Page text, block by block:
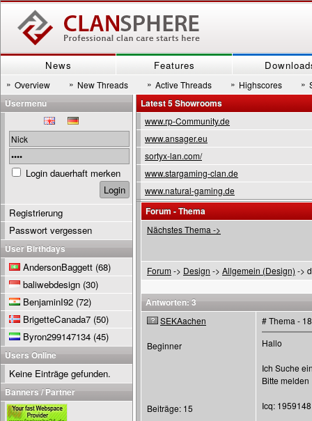
News Features
» Overview » New Threads » Active Threads » Highscores »
Latest 5 Showrooms
www.rp-Community.de
www.ansager.eu
sortyx-lan.com/
www.stargaming-clan.de
www.natural-gaming.de
Forum - Thema
Nächstes Thema ->
Forum-> Design -> Allgemein (Design) ->
Antworten: 3
SEKAachen
Beginner
Beiträge: 15
# Thema -
Hallo
Ich Suche
Bitte melden
Icq:
Usermenu
Login dauerhaft merken
Registrierung
Passwort vergessen
User Birthdays
AndersonBaggett (68)
baliwebdesign (30)
BenjaminI92 (72)
BrigetteCanada7 (50)
Byron299147134 (45)
Users Online
Keine Einträge gefunden.
Banners / Partner